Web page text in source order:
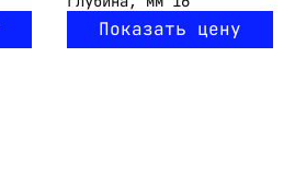
Показать цену